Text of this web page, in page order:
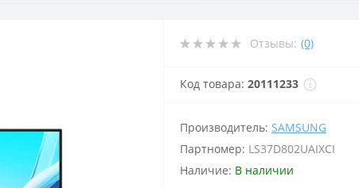
Отзывы: (0)
Код товара: 20111233
Производитель: SAMSUNG
Партномер: LS37D802UAIXCI
Наличие: В наличии